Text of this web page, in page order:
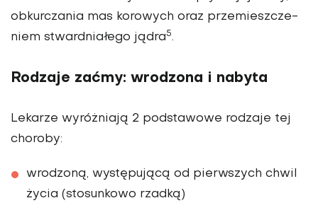
obkurczania mas korowych oraz przemieszcze­
niem stwardniałego jądra5.
Rodzaje zaćmy: wrodzona i nabyta
Lekarze wyróżniają 2 pod­stawowe rodzaje tej
choro­by:
wrodzoną, występującą od pierwszych chwil
życia (stosunkowo rzadką)